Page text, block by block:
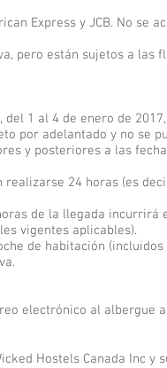
Express y JCB. No se
pero están sujetos a
1 al 4 de enero de
por adelantado y no se
y posteriores a las
24 horas (es
de la llegada
vigentes aplicables).
de habitación
electrónico al albergue a
Hostels Canada Inc y